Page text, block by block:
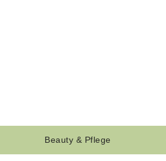
Beauty & Pflege